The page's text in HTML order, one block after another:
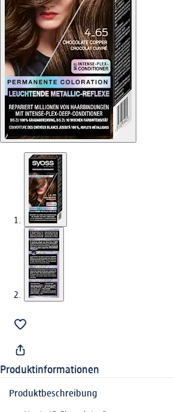
Produktinformationen
Produktbeschreibung